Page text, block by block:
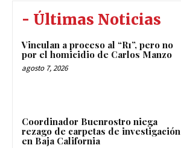
- Últimas Noticias
Vinculan a proceso al “R1”, pero no
por el homicidio de Carlos Manzo
agosto 7, 2026
Coordinador Buenrostro niega
rezago de carpetas de investigación
en Baja California